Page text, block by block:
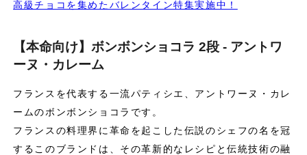
高級チョコを集めたバレンタイン特集実施中！
【本命向け】ボンボンショコラ 2段 - アントワ
ーヌ・カレーム
フランスを代表する一流パティシエ、アントワーヌ・カレ
ームのボンボンショコラです。
フランスの料理界に革命を起こした伝説のシェフの名を冠
するこのブランドは、その革新的なレシピと伝統技術の融